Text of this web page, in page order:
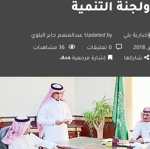
ولجنة التنمية
إخبارية بلي Updated by عبدالمنعم جابر البلوي
36 مشاهدات
شاركها
إشارة مرجعية A+A-